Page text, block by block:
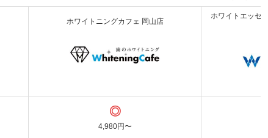
ホワイトニングカフェ 岡山店
ホワイトエッセ
◎
4,980円〜